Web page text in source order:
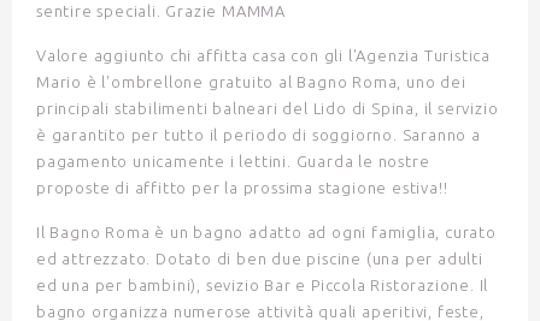
sentire speciali. Grazie MAMMA
Valore aggiunto chi affitta casa con gli l'Agenzia Turistica
Mario è l'ombrellone gratuito al Bagno Roma, uno dei
principali stabilimenti balneari del Lido di Spina, il servizio
è garantito per tutto il periodo di soggiorno. Saranno a
pagamento unicamente i lettini. Guarda le nostre
proposte di affitto per la prossima stagione estiva!!
Il Bagno Roma è un bagno adatto ad ogni famiglia, curato
ed attrezzato. Dotato di ben due piscine (una per adulti
ed una per bambini), sevizio Bar e Piccola Ristorazione. Il
bagno organizza numerose attività quali aperitivi, feste,